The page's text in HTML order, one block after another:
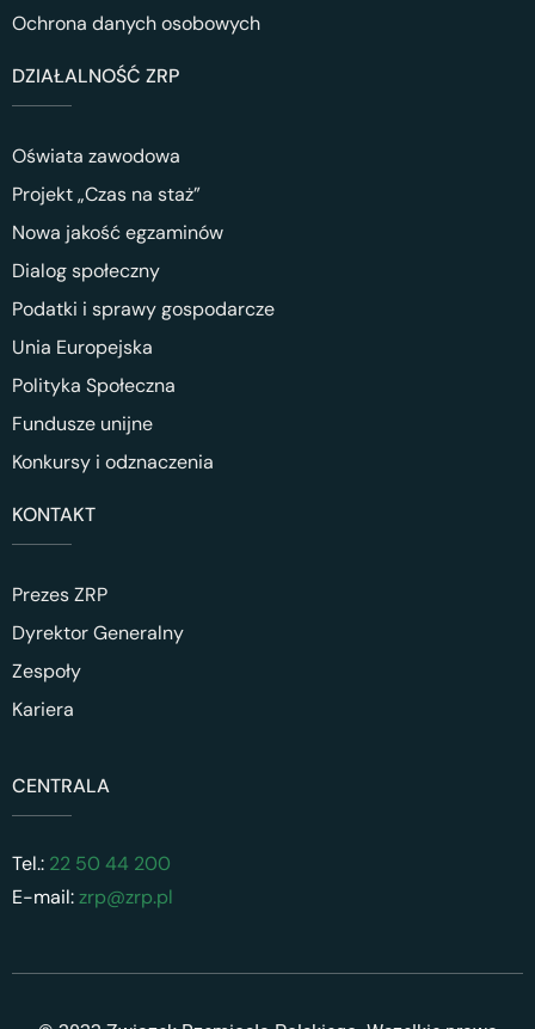
Ochrona danych osobowych
DZIAŁALNOŚĆ ZRP
Oświata zawodowa
Projekt „Czas na staż”
Nowa jakość egzaminów
Dialog społeczny
Podatki i sprawy gospodarcze
Unia Europejska
Polityka Społeczna
Fundusze unijne
Konkursy i odznaczenia
KONTAKT
Prezes ZRP
Dyrektor Generalny
Zespoły
Kariera
CENTRALA
Tel.: 22 50 44 200
E-mail:zrp@zrp.pl